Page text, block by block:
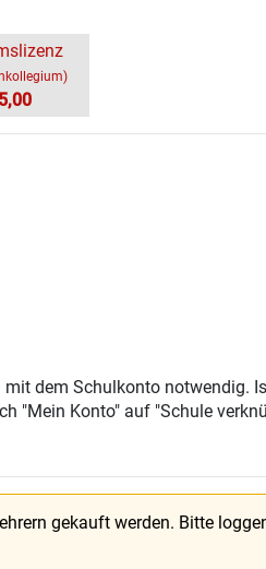
dem Schulkonto notwendig.
"Mein Konto" auf "Schule
gekauft werden. Bitte